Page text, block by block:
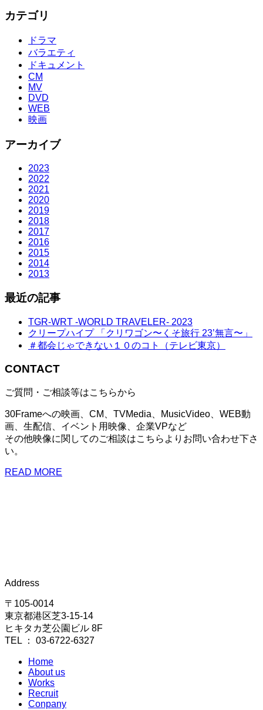
カテゴリ
ドラマ
バラエティ
ドキュメント
CM
MV
DVD
WEB
映画
アーカイブ
2023
2022
2021
2020
2019
2018
2017
2016
2015
2014
2013
最近の記事
TGR-WRT -WORLD TRAVELER- 2023
クリープハイプ 「クリワゴン〜くそ旅行 23’無言〜」
＃都会じゃできない１０のコト（テレビ東京）
CONTACT
ご質問・ご相談等はこちらから
30Frameへの映画、CM、TVMedia、MusicVideo、WEB動
画、生配信、イベント用映像、企業VPなど
その他映像に関してのご相談はこちらよりお問い合わせ下さ
い。
READ MORE
Address
〒105-0014
東京都港区芝3-15-14
ヒキタカ芝公園ビル 8F
TEL ： 03-6722-6327
Home
About us
Works
Recruit
Conpany